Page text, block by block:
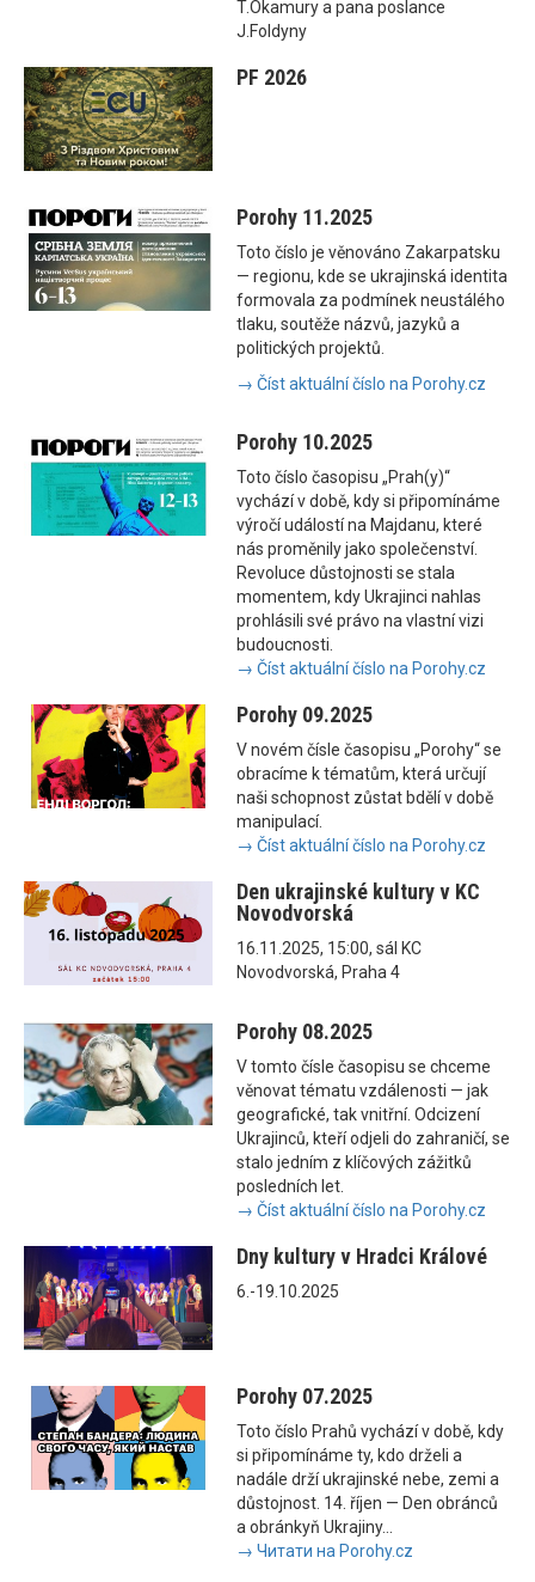
T.Okamury a pana poslance
J.Foldyny
PF 2026
Porohy 11.2025
Toto číslo je věnováno Zakarpatsku
— regionu, kde se ukrajinská identita
formovala za podmínek neustálého
tlaku, soutěže názvů, jazyků a
politických projektů.
→ Číst aktuální číslo na Porohy.cz
Porohy 10.2025
Toto číslo časopisu „Prah(y)“
vychází v době, kdy si připomínáme
výročí událostí na Majdanu, které
nás proměnily jako společenství.
Revoluce důstojnosti se stala
momentem, kdy Ukrajinci nahlas
prohlásili své právo na vlastní vizi
budoucnosti.
→ Číst aktuální číslo na Porohy.cz
Porohy 09.2025
V novém čísle časopisu „Porohy“ se
obracíme k tématům, která určují
naši schopnost zůstat bdělí v době
manipulací.
→ Číst aktuální číslo na Porohy.cz
Den ukrajinské kultury v KC
Novodvorská
16.11.2025, 15:00, sál KC
Novodvorská, Praha 4
Porohy 08.2025
V tomto čísle časopisu se chceme
věnovat tématu vzdálenosti — jak
geografické, tak vnitřní. Odcizení
Ukrajinců, kteří odjeli do zahraničí, se
stalo jedním z klíčových zážitků
posledních let.
→ Číst aktuální číslo na Porohy.cz
Dny kultury v Hradci Králové
6.-19.10.2025
Porohy 07.2025
Toto číslo Prahů vychází v době, kdy
si připomínáme ty, kdo drželi a
nadále drží ukrajinské nebe, zemi a
důstojnost. 14. říjen — Den obránců
a obránkyň Ukrajiny...
→ Читати на Porohy.cz